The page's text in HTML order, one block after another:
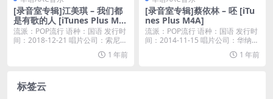
[录音室专辑]江美琪 – 我们都
是有歌的人 [iTunes Plus M4
A]
流派：POP流行 语种：国语 发行时
间：2018-12-21 唱片公司：索尼音
1 年前
[录音室专辑]蔡依林 – 呸 [iTu
nes Plus M4A]
流派：POP流行 语种：国语 发行时
间：2014-11-15 唱片公司：华纳唱
1 年前
标签云